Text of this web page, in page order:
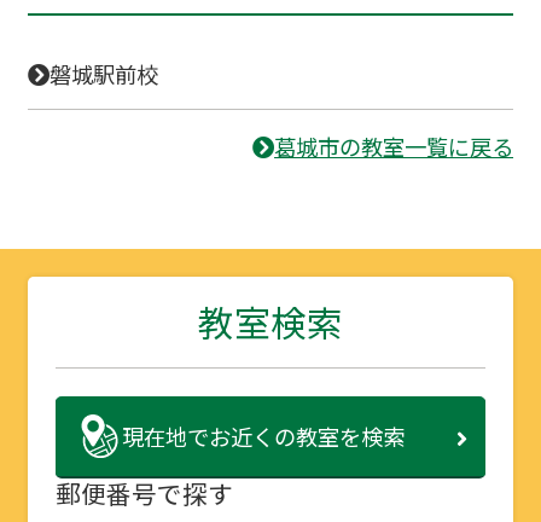
磐城駅前校
葛城市の教室一覧に戻る
教室検索
現在地でお近くの教室を検索
郵便番号で探す